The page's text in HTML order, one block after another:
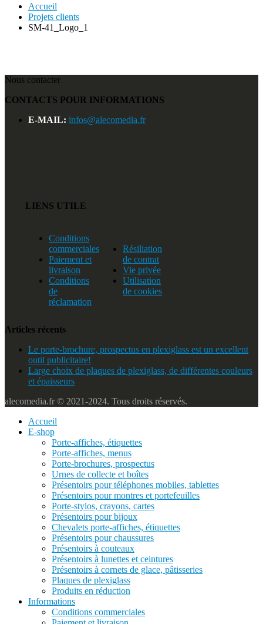
Accueil
Projets clients
SM-41_Logo_1
Nous contacter
CONTACTS POUR INFORMATIONS
E-MAIL: infos@alecomedia.fr
LIENS UTILE
Conditions
commerciales
Paiement et
livraison
Conditions
de
réclamation
Résiliation
de contrat
Vie privée
Utilisation
de cookies
Articles récents
Le porte-brochure, prospectus en plexiglass est un excellent
outil publicitaire!
Large choix de plaques de plexiglass, de différentes couleurs
et épaisseurs
alecomedia.fr © 2021-2024. Tous droits réservés.
Accueil
E-shop
Porte-affiches, étiquettes
Porte-affiches, menus
Porte-brochures, prospectus
Urnes de collecte et boîtes
Présentoirs pour téléphones mobiles, tablettes
Présentoirs pour montres et portefeuilles
Porte-stylos, crayons, cartes
Présentoirs pour bijoux
Chevalets porte-affiches, étiquettes
Présentoirs pour chaussures
Présentoirs à couteaux
Présentoirs à lunettes et ceintures
Présentoirs à cornets de glace, pâtisseries
Plaques de plexiglass
Produits en réduction
Informations
Conditions commerciales